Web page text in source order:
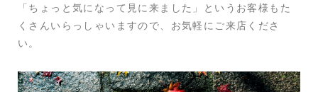
「ちょっと気になって見に来ました」というお客様もた
くさんいらっしゃいますので、お気軽にご来店くださ
い。